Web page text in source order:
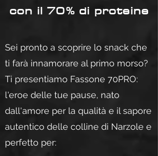
con il 70% di proteine
Sei pronto a scoprire lo snack che
ti farà innamorare al primo morso?
Ti presentiamo Fassone 70PRO:
l'eroe delle tue pause, nato
dall'amore per la qualità e il sapore
autentico delle colline di Narzole e
perfetto per: